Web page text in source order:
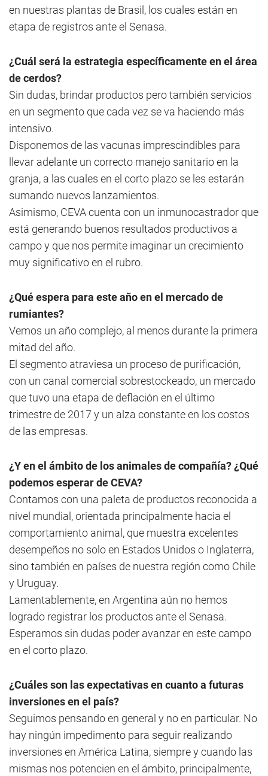
en nuestras plantas de Brasil, los cuales están en
etapa de registros ante el Senasa.
¿Cuál será la estrategia específicamente en el área
de cerdos?
Sin dudas, brindar productos pero también servicios
en un segmento que cada vez se va haciendo más
intensivo.
Disponemos de las vacunas imprescindibles para
llevar adelante un correcto manejo sanitario en la
granja, a las cuales en el corto plazo se les estarán
sumando nuevos lanzamientos.
Asimismo, CEVA cuenta con un inmunocastrador que
está generando buenos resultados productivos a
campo y que nos permite imaginar un crecimiento
muy significativo en el rubro.
¿Qué espera para este año en el mercado de
rumiantes?
Vemos un año complejo, al menos durante la primera
mitad del año.
El segmento atraviesa un proceso de purificación,
con un canal comercial sobrestockeado, un mercado
que tuvo una etapa de deflación en el último
trimestre de 2017 y un alza constante en los costos
de las empresas.
¿Y en el ámbito de los animales de compañía? ¿Qué
podemos esperar de CEVA?
Contamos con una paleta de productos reconocida a
nivel mundial, orientada principalmente hacia el
comportamiento animal, que muestra excelentes
desempeños no solo en Estados Unidos o Inglaterra,
sino también en países de nuestra región como Chile
y Uruguay.
Lamentablemente, en Argentina aún no hemos
logrado registrar los productos ante el Senasa.
Esperamos sin dudas poder avanzar en este campo
en el corto plazo.
¿Cuáles son las expectativas en cuanto a futuras
inversiones en el país?
Seguimos pensando en general y no en particular. No
hay ningún impedimento para seguir realizando
inversiones en América Latina, siempre y cuando las
mismas nos potencien en el ámbito, principalmente,